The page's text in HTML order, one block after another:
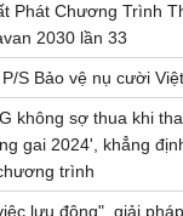
Phát Chương Trình
2030 lần 33
P/S Bảo vệ nụ cười
không sợ thua khi
gai 2024', khẳng
trình
lưu động", giải